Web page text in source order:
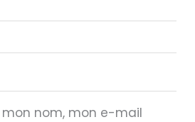
mon nom, mon e-mail